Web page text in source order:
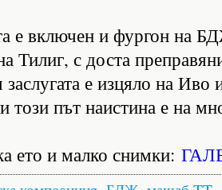
е включен и фургон на
Тилиг, с доста
е изцяло на Иво
този път наистина е на
ето и малко снимки: